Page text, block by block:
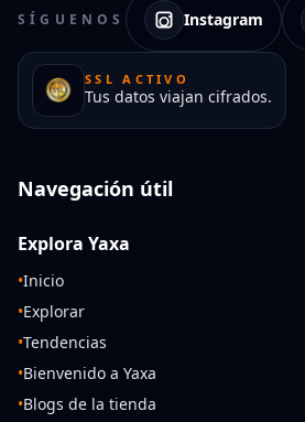
SÍGUENOS Instagram
SSL ACTIVO
Tus datos viajan cifrados.
Navegación útil
Explora Yaxa
•Inicio
•Explorar
•Tendencias
•Bienvenido a Yaxa
•Blogs de la tienda